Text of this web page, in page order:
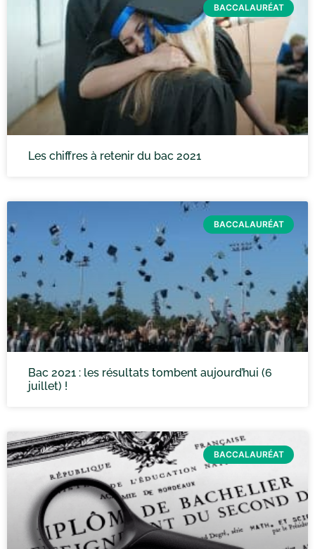
BACCALAURÉAT
Les chiffres à retenir du bac 2021
BACCALAURÉAT
Bac 2021 : les résultats tombent aujourd’hui (6
juillet) !
BACCALAURÉAT